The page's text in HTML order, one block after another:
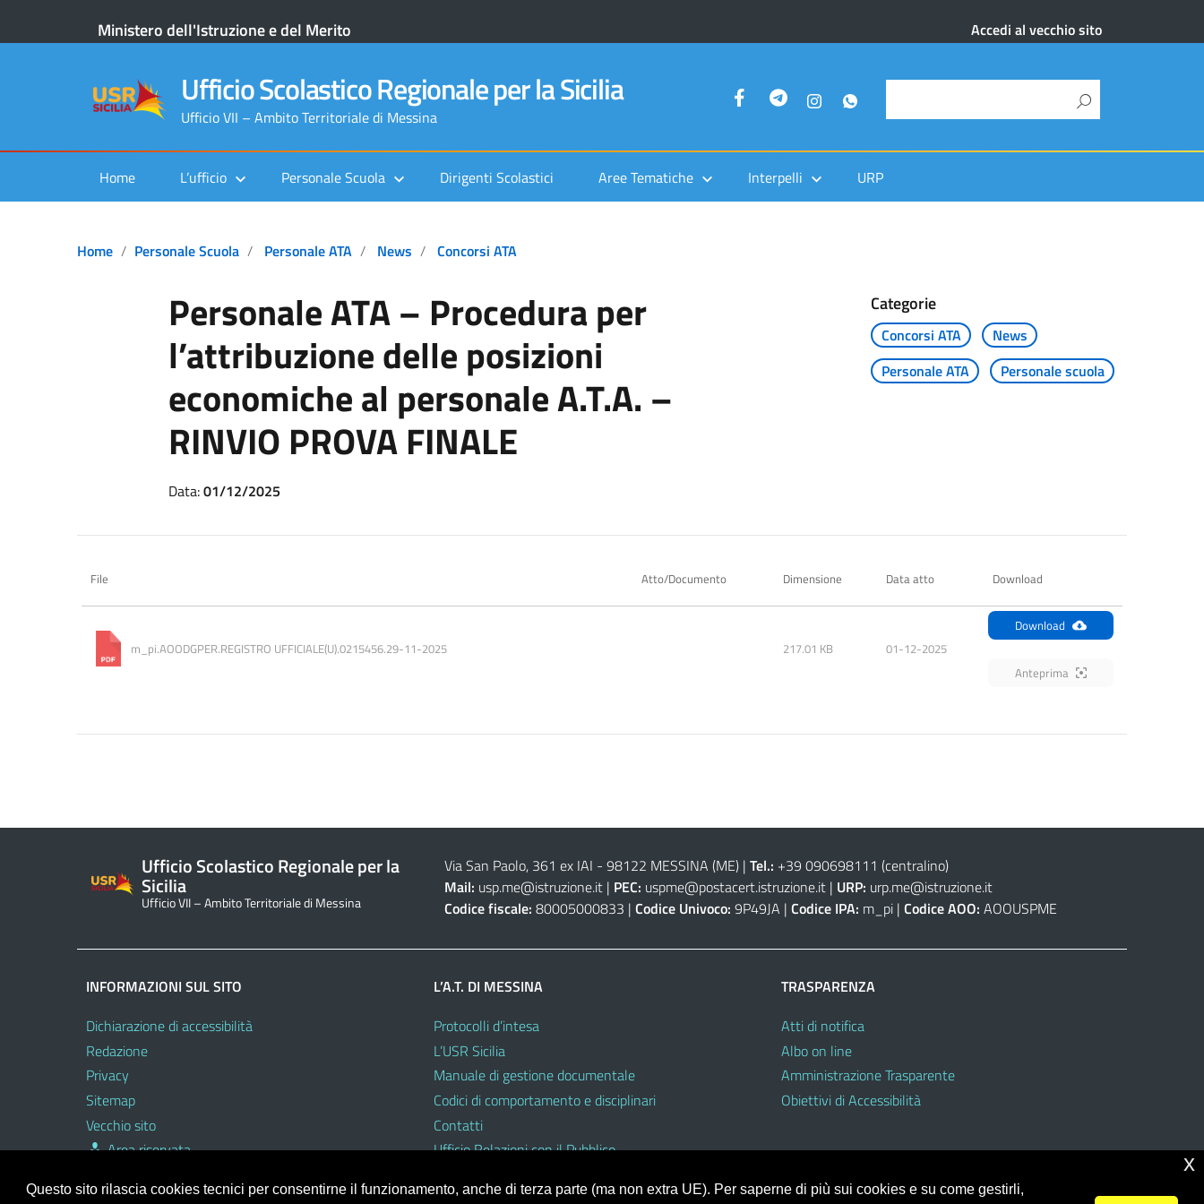
Ministero dell'Istruzione e del Merito Accedi al vecchio sito
Ufficio Scolastico Regionale per la Sicilia
Ufficio VII – Ambito Territoriale di Messina
Home L’ufficio Personale Scuola Dirigenti Scolastici Aree Tematiche Interpelli URP
Home Personale Scuola Personale ATA News Concorsi ATA
Personale ATA – Procedura per
l’attribuzione delle posizioni
economiche al personale A.T.A. –
RINVIO PROVA FINALE
Categorie
Concorsi ATA
News
Personale ATA
Personale scuola
Data:01/12/2025
File Atto/Documento Dimensione Data atto Download
m_pi.AOODGPER.REGISTRO UFFICIALE(U).0215456.29-11-2025 217.01 KB 01-12-2025
Download
Anteprima
Ufficio Scolastico Regionale per la
Sicilia
Ufficio VII – Ambito Territoriale di Messina
Via San Paolo, 361 ex IAI - 98122 MESSINA (ME)| Tel.: +39 090698111 (centralino)
Mail: usp.me@istruzione.it| PEC: uspme@postacert.istruzione.it| URP: urp.me@istruzione.it
Codice fiscale: 80005000833 | Codice Univoco: 9P49JA | Codice IPA: m_pi | Codice AOO: AOOUSPME
INFORMAZIONI SUL SITO
Dichiarazione di accessibilità
Redazione
Privacy
Sitemap
Vecchio sito
Area riservata
L’A.T. DI MESSINA
Protocolli d’intesa
L’USR Sicilia
Manuale di gestione documentale
Codici di comportamento e disciplinari
Contatti
Ufficio Relazioni con il Pubblico
TRASPARENZA
Atti di notifica
Albo on line
Amministrazione Trasparente
Obiettivi di Accessibilità
Questo sito rilascia cookies tecnici per consentirne il funzionamento, anche di terza parte (ma non extra UE). Per saperne di più sui cookies e su come gestirli,
x